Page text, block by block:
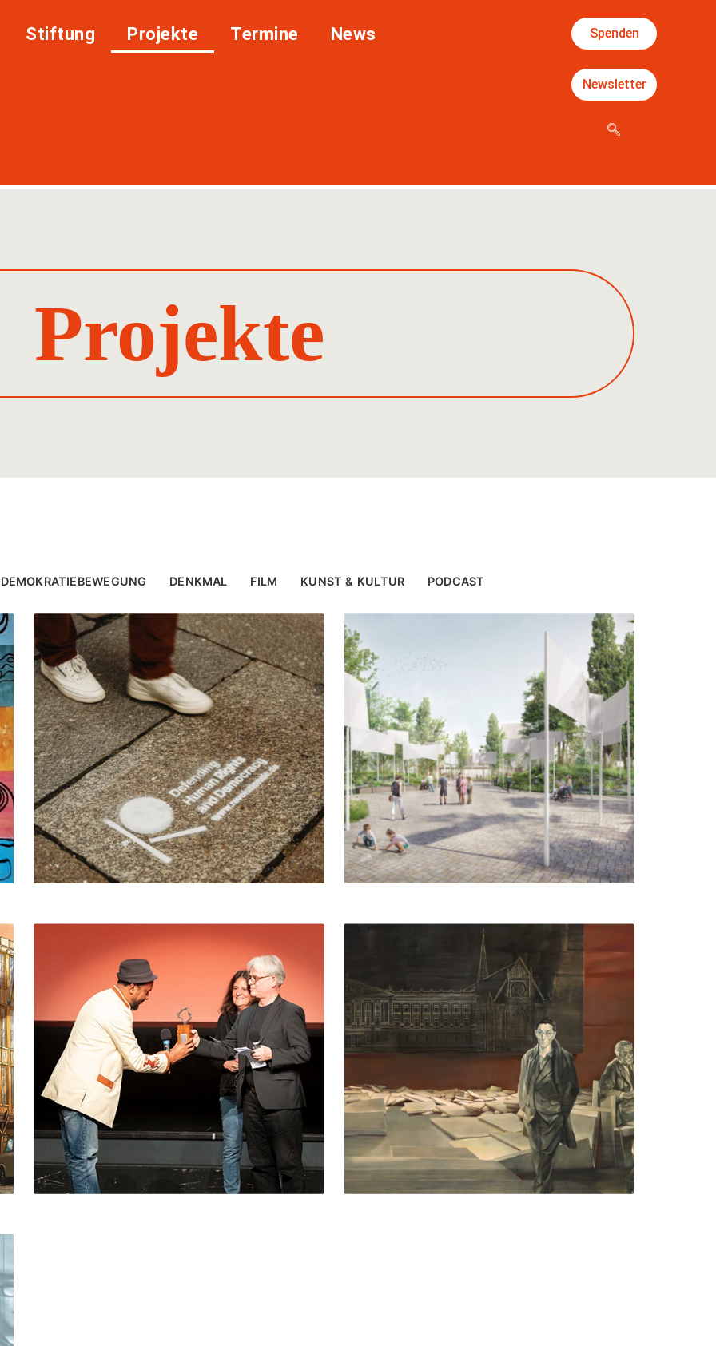
Stiftung Projekte Termine News Spenden
Newsletter
Projekte
DEMOKRATIEBEWEGUNG DENKMAL FILM KUNST & KULTUR PODCAST
KUNST & KULTUR
Gemälde „Aufrecht stehen“
von R. Minkewitz